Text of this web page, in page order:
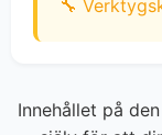
🔧
Innehållet på